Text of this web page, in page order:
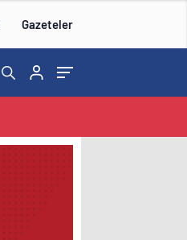
Gazeteler